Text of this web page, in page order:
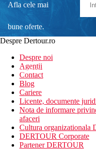
Afla cele mai
bune oferte.
newsletter!
Despre Dertour.ro
Despre noi
Agentii
Contact
Blog
Cariere
Licente, documente
Nota de informare
afaceri
Cultura organizationala
DERTOUR Corporate
Partener DERTOUR